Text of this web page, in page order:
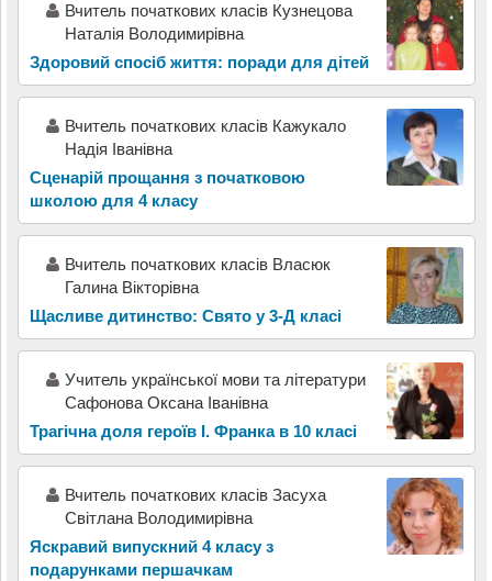
Вчитель початкових класів Кузнецова
Наталія Володимирівна
Здоровий спосіб життя: поради для дітей
Вчитель початкових класів Кажукало
Надія Іванівна
Сценарій прощання з початковою
школою для 4 класу
Вчитель початкових класів Власюк
Галина Вікторівна
Щасливе дитинство: Свято у 3-Д класі
Учитель української мови та літератури
Сафонова Оксана Іванівна
Трагічна доля героїв І. Франка в 10 класі
Вчитель початкових класів Засуха
Світлана Володимирівна
Яскравий випускний 4 класу з
подарунками першачкам